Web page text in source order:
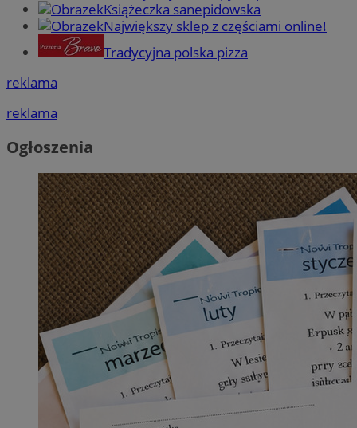
Książeczka sanepidowska
Największy sklep z częściami online!
Tradycyjna polska pizza
reklama
reklama
Ogłoszenia